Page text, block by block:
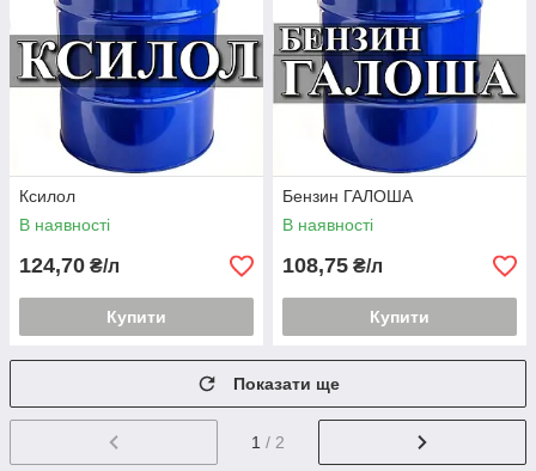
Ксилол
В наявності
124,70 ₴/л
Купити
Бензин ГАЛОША
В наявності
108,75 ₴/л
Купити
Показати ще
1 / 2